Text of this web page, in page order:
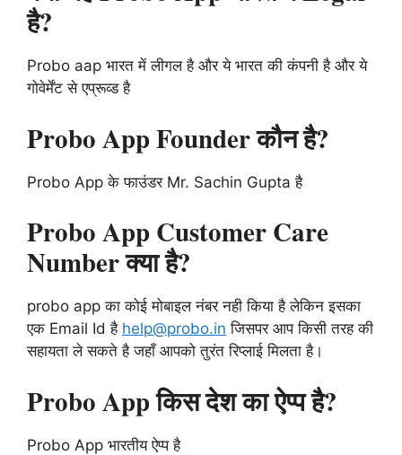
है?
Probo aap भारत में लीगल है और ये भारत की कंपनी है और ये
गोवेर्मेंट से एप्रूव्ड है
Probo App Founder कौन है?
Probo App के फाउंडर Mr. Sachin Gupta है
Probo App Customer Care
Number क्या है?
probo app का कोई मोबाइल नंबर नही किया है लेकिन इसका
एक Email Id है help@probo.in जिसपर आप किसी तरह की
सहायता ले सकते है जहाँ आपको तुरंत रिप्लाई मिलता है।
Probo App किस देश का ऐप्प है?
Probo App भारतीय ऐप्प है